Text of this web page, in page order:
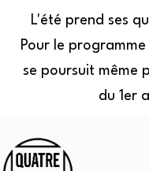
L'été prend ses
Pour le
se poursuit même
du 1er
au